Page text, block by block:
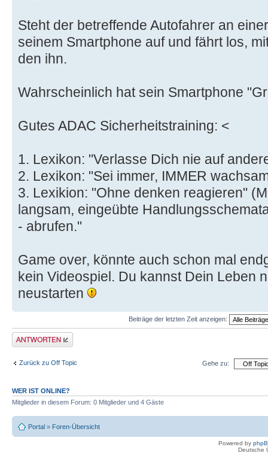
Steht der betreffende Autofahrer an
seinem Smartphone auf und fährt los,
den ihn.
Wahrscheinlich hat sein Smartphone
Gutes ADAC Sicherheitstraining: <
1. Lexikon: "Verlasse Dich nie auf
2. Lexikon: "Sei immer, IMMER
3. Lexikion: "Ohne denken reagieren"
langsam, eingeübte
- abrufen."
Game over, könnte auch schon mal
kein Videospiel. Du kannst Dein Leben
neustarten
Beiträge der letzten Zeit anzeigen:
Antwort schreiben
Zurück zu Off Topic Gehe zu:
WER IST ONLINE?
Mitglieder in diesem Forum: 0 Mitglieder und 4 Gäste
Portal » Foren-Übersicht
Powered by
Deutsche